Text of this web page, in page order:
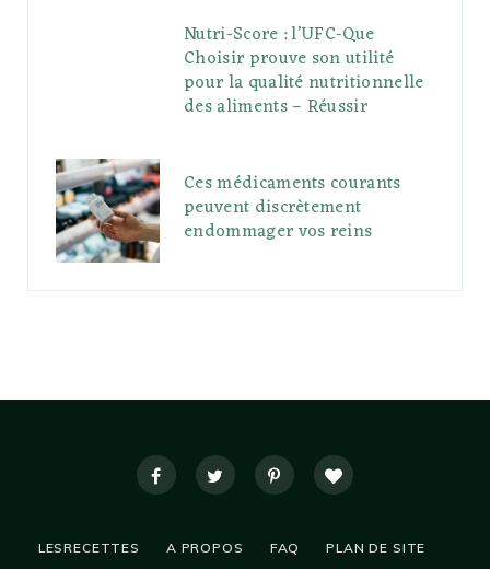
Nutri-Score : l’UFC-Que
Choisir prouve son utilité
pour la qualité nutritionnelle
des aliments – Réussir
Ces médicaments courants
peuvent discrètement
endommager vos reins
LESRECETTES A PROPOS FAQ PLAN DE SITE